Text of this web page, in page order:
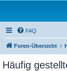
FAQ
Foren-Übersicht
Häufig